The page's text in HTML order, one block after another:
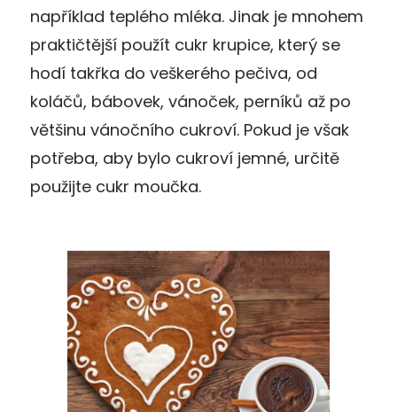
například teplého mléka. Jinak je mnohem
praktičtější použít cukr krupice, který se
hodí takřka do veškerého pečiva, od
koláčů, bábovek, vánoček, perníků až po
většinu vánočního cukroví. Pokud je však
potřeba, aby bylo cukroví jemné, určitě
použijte cukr moučka.